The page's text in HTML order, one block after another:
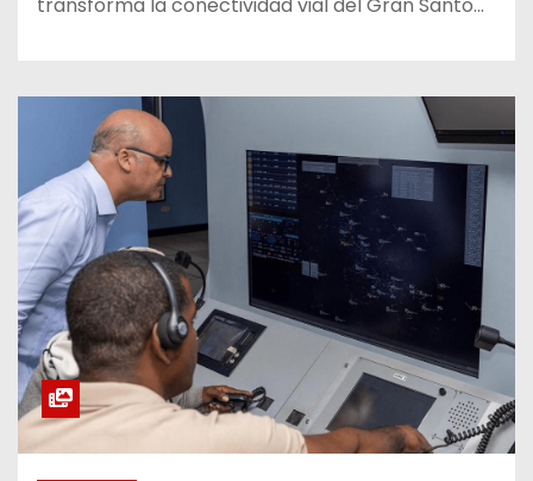
transforma la conectividad vial del Gran Santo…